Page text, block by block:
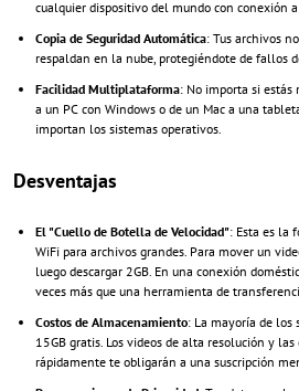
cualquier dispositivo del mundo con conexión
Copia de Seguridad Automática: Tus archivos
respaldan en la nube, protegiéndote de fallos
Facilidad Multiplataforma: No importa si
a un PC con Windows o de un Mac a una
importan los sistemas operativos.
Desventajas
El "Cuello de Botella de Velocidad": Esta es la
WiFi para archivos grandes. Para mover un
luego descargar 2GB. En una conexión
veces más que una herramienta de
Costos de Almacenamiento: La mayoría de los
15GB gratis. Los videos de alta resolución y las
rápidamente te obligarán a una suscripción